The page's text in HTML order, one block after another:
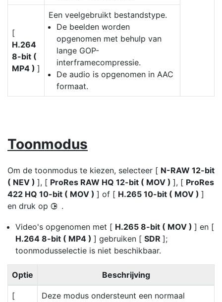
[
H.264
8-bit (
MP4 ) ]
Een veelgebruikt bestandstype.
De beelden worden
opgenomen met behulp van
lange GOP-
interframecompressie.
De audio is opgenomen in AAC
formaat.
Toonmodus
Om de toonmodus te kiezen, selecteer [ N-RAW 12-bit
( NEV ) ], [ ProRes RAW HQ 12-bit ( MOV ) ], [ ProRes
422 HQ 10-bit ( MOV ) ] of [ H.265 10-bit ( MOV ) ]
en druk op 2 .
Video's opgenomen met [ H.265 8-bit ( MOV ) ] en [
H.264 8-bit ( MP4 ) ] gebruiken [ SDR ];
toonmodusselectie is niet beschikbaar.
Optie Beschrijving
[
Deze modus ondersteunt een normaal